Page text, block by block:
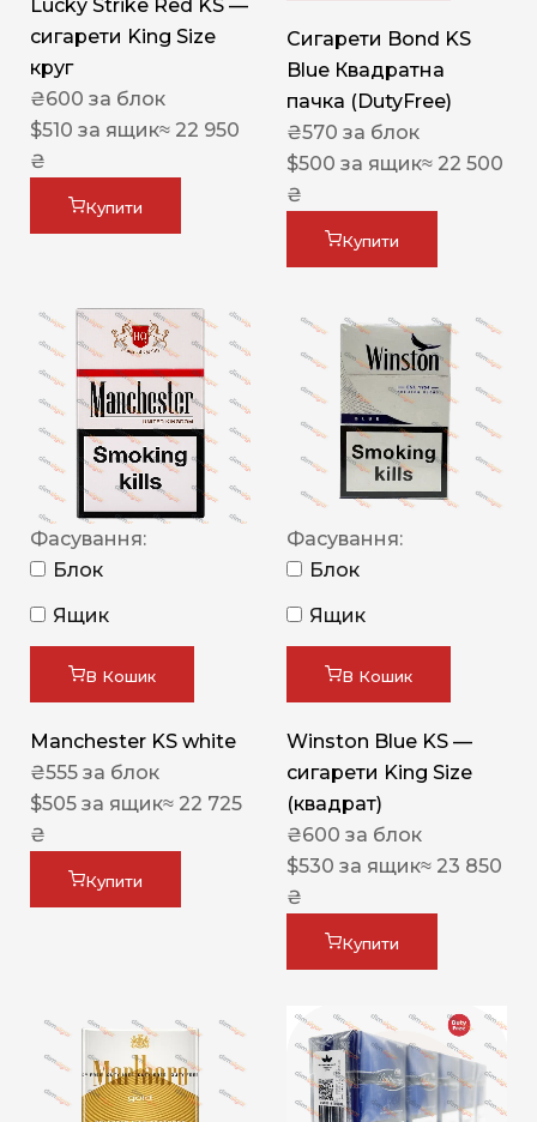
Lucky Strike Red KS —
сигарети King Size
круг
₴600 за блок
$510 за ящик≈ 22 950
₴
Купити
Сигарети Bond KS
Blue Квадратна
пачка (DutyFree)
₴570 за блок
$500 за ящик≈ 22 500
₴
Купити
Фасування:
Блок
Ящик
В Кошик
Manchester KS white
₴555 за блок
$505 за ящик≈ 22 725
₴
Купити
Фасування:
Блок
Ящик
В Кошик
Winston Blue KS —
сигарети King Size
(квадрат)
₴600 за блок
$530 за ящик≈ 23 850
₴
Купити